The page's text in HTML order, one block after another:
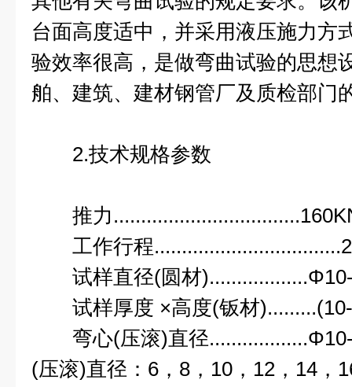
台面高度适中，并采用液压施力方
验效率很高，是做弯曲试验的思想
舶、建筑、建材钢管厂及质检部门
2.技术规格参数
推力
工作行程
试样直径(圆材
试样厚度 ×高度(钣材).........(10-
弯心(压滚)直径
(压滚)直径：6，8，10，12，14，